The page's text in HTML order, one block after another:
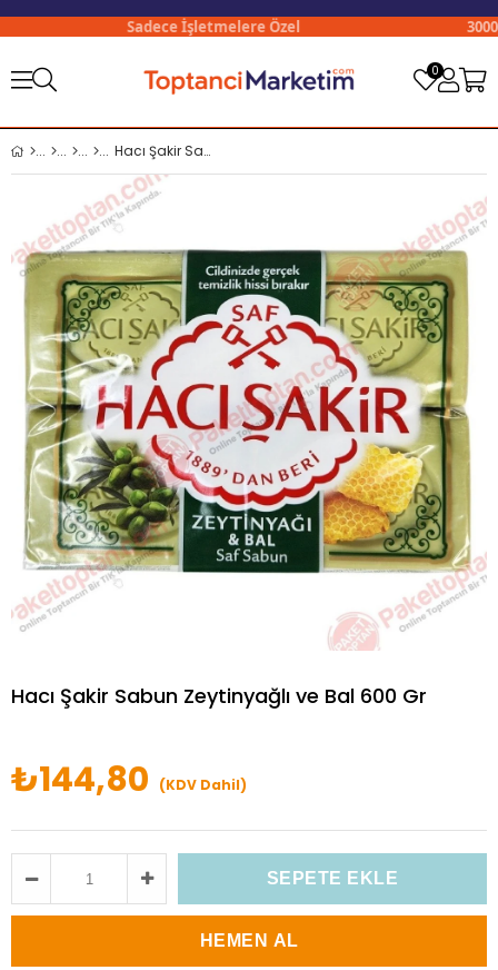
Sadece İşletmelere Özel
0
Hacı Şakir Sabun Zeytinyağlı ve Bal 600 Gr
Hacı Şakir Sabun Zeytinyağlı ve Bal 600 Gr
₺144,80 (KDV Dahil)